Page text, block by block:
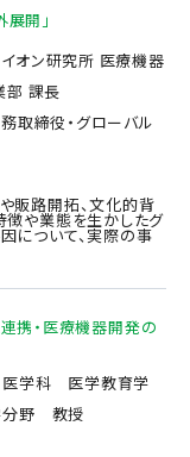
開」
オン研究所 医療機器
部 課長
取締役・グローバル
販路開拓、文化的背
徴や業態を生かしたグ
について、実際の事
携・医療機器開発の
学科 医学教育学
野 教授